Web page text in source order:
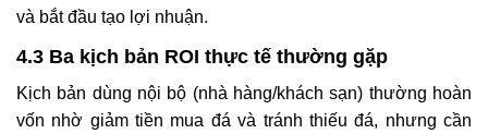
và bắt đầu tạo lợi nhuận.
4.3 Ba kịch bản ROI thực tế thường gặp
Kịch bản dùng nội bộ (nhà hàng/khách sạn) thường hoàn
vốn nhờ giảm tiền mua đá và tránh thiếu đá, nhưng cần